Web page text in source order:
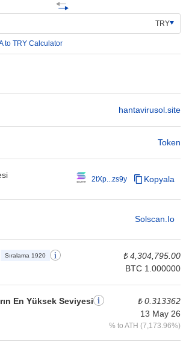
TRY
to TRY Calculator
hantavirusol.site
Token
2tXp...zs9y Kopyala
Solscan.io
Sıralama 1920
₺ 4,304,795.00
BTC 1.000000
En Yüksek Seviyesi
₺ 0.313362
13 May 26
% to ATH (7,173.96%)